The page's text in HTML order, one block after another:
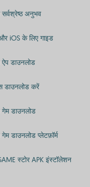
अनुभव
iOS के लिए गाइड
डाउनलोड
डाउनलोड करें
डाउनलोड
डाउनलोड प्लेटफ़ॉर्म
स्टोर APK इंस्टॉलेशन